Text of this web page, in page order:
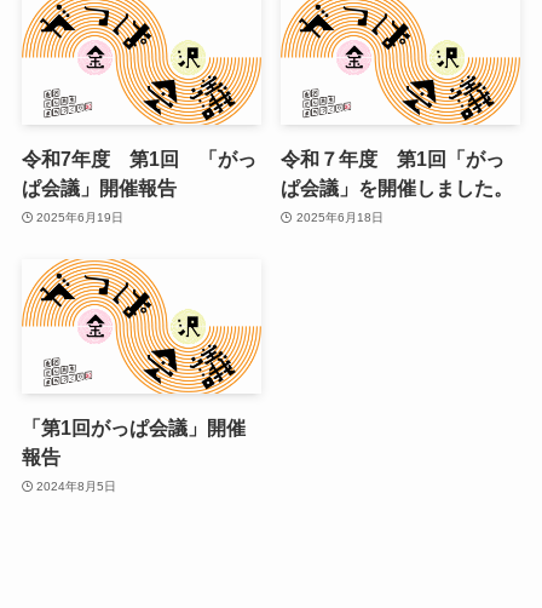
令和7年度 第1回 「がっ
ぱ会議」開催報告
2025年6月19日
令和７年度 第1回「がっ
ぱ会議」を開催しました。
2025年6月18日
「第1回がっぱ会議」開催
報告
2024年8月5日